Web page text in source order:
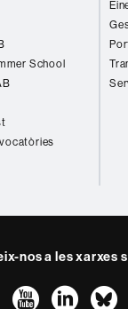
School
nos a les xarxes